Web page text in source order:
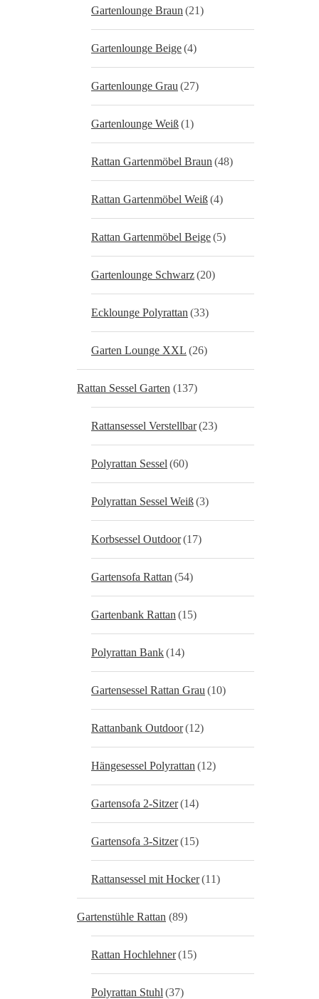
Gartenlounge Braun (21)
Gartenlounge Beige(4)
Gartenlounge Grau (27)
Gartenlounge Weiß(1)
Rattan Gartenmöbel Braun (48)
Rattan Gartenmöbel Weiß(4)
Rattan Gartenmöbel Beige(5)
Gartenlounge Schwarz(20)
Ecklounge Polyrattan (33)
Garten Lounge XXL (26)
Rattan Sessel Garten (137)
Rattansessel Verstellbar(23)
Polyrattan Sessel (60)
Polyrattan Sessel Weiß(3)
Korbsessel Outdoor(17)
Gartensofa Rattan (54)
Gartenbank Rattan (15)
Polyrattan Bank(14)
Gartensessel Rattan Grau (10)
Rattanbank Outdoor(12)
Hängesessel Polyrattan (12)
Gartensofa 2-Sitzer(14)
Gartensofa 3-Sitzer(15)
Rattansessel mit Hocker(11)
Gartenstühle Rattan (89)
Rattan Hochlehner(15)
Polyrattan Stuhl (37)